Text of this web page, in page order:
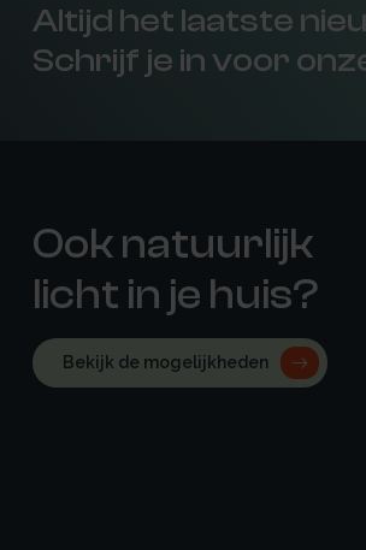
Altijd het laatste
Schrijf je in voor
Ook natuurlijk
licht in je huis?
Bekijk de mogelijkheden